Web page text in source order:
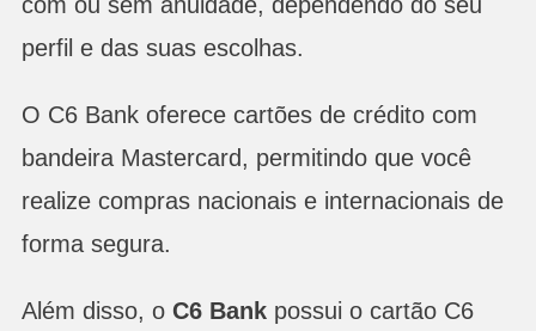
perfil e das suas escolhas.
O C6 Bank oferece cartões de crédito com
bandeira Mastercard, permitindo que você
realize compras nacionais e internacionais de
forma segura.
Além disso, o C6 Bankpossui o cartão C6